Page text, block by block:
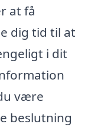
at få
dig tid til at
i dit
være
beslutning